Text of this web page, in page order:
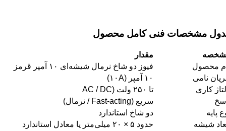
مشخصات فنی کامل محصول
مقدار
محصول
فیوز دو شاخ نرمال شیشه‌ای ۱۰ آمپر قرمز
نامی
۱۰ آمپر (۱۰A)
کاری
تا ۲۵۰ ولت (AC / DC
سریع (Fast-acting / نرمال)
پایه
دو شاخ استاندارد
شیشه
حدود ۵ × ۲۰ میلی‌متر یا معادل استاندارد